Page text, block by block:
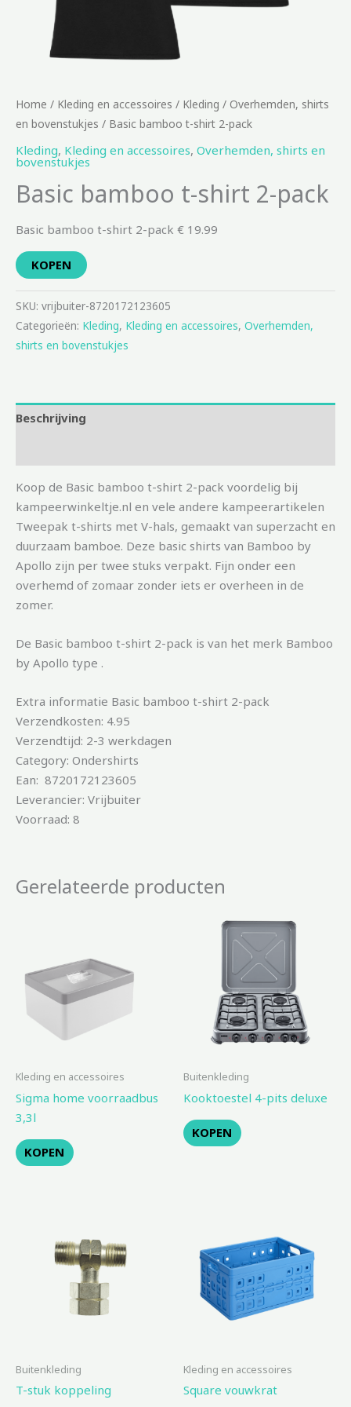
Home / Kleding en accessoires / Kleding / Overhemden, shirts
en bovenstukjes / Basic bamboo t-shirt 2-pack
Kleding, Kleding en accessoires, Overhemden, shirts en
bovenstukjes
Basic bamboo t-shirt 2-pack
Basic bamboo t-shirt 2-pack € 19.99
KOPEN
SKU: vrijbuiter-8720172123605
Categorieën: Kleding, Kleding en accessoires, Overhemden,
shirts en bovenstukjes
Beschrijving
Koop de Basic bamboo t-shirt 2-pack voordelig bij
kampeerwinkeltje.nl en vele andere kampeerartikelen
Tweepak t-shirts met V-hals, gemaakt van superzacht en
duurzaam bamboe. Deze basic shirts van Bamboo by
Apollo zijn per twee stuks verpakt. Fijn onder een
overhemd of zomaar zonder iets er overheen in de
zomer.
De Basic bamboo t-shirt 2-pack is van het merk Bamboo
by Apollo type .
Extra informatie Basic bamboo t-shirt 2-pack
Verzendkosten: 4.95
Verzendtijd: 2-3 werkdagen
Category: Ondershirts
Ean: 8720172123605
Leverancier: Vrijbuiter
Voorraad: 8
Gerelateerde producten
Kleding en accessoires
Sigma home voorraadbus
3,3l
KOPEN
Buitenkleding
Kooktoestel 4-pits deluxe
KOPEN
Buitenkleding
T-stuk koppeling
Kleding en accessoires
Square vouwkrat